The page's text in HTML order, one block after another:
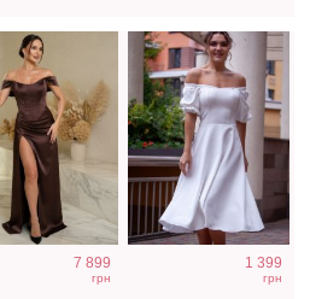
7 899
грн
1 399
грн